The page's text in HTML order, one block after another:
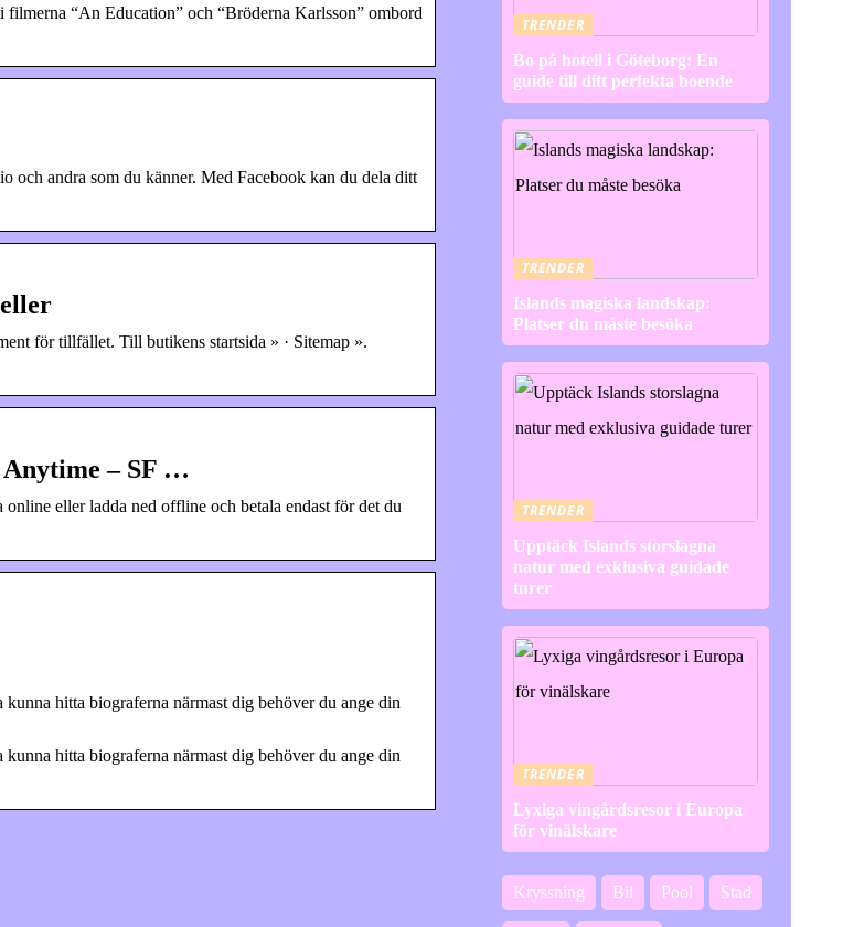
“An Education” och “Bröderna Karlsson” ombord
och andra som du känner. Med Facebook kan du dela ditt
för tillfället. Till butikens startsida » · Sitemap ».
– SF …
eller ladda ned offline och betala endast för det du
hitta biograferna närmast dig behöver du ange din
hitta biograferna närmast dig behöver du ange din
TRENDER
Bo på hotell i Göteborg: En
guide till ditt perfekta boende
TRENDER
Islands magiska landskap:
Platser du måste besöka
TRENDER
Upptäck Islands storslagna
natur med exklusiva guidade
turer
TRENDER
Lyxiga vingårdsresor i Europa
för vinälskare
Kryssning Bil Pool Stad